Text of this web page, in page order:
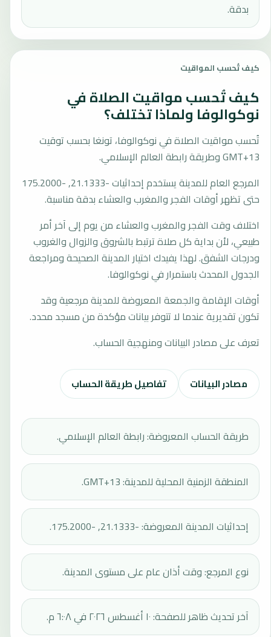
بدقة.
كيف تُحسب المواقيت
كيف تُحسب مواقيت الصلاة في
نوكوالوفا ولماذا تختلف؟
تُحسب مواقيت الصلاة في نوكوالوفا، تونغا بحسب توقيت
GMT+13 وطريقة رابطة العالم الإسلامي.
المرجع العام للمدينة يستخدم إحداثيات -21.1333, -175.2000
حتى تظهر أوقات الفجر والمغرب والعشاء بدقة مناسبة.
اختلاف وقت الفجر والمغرب والعشاء من يوم إلى آخر أمر
طبيعي، لأن بداية كل صلاة ترتبط بالشروق والزوال والغروب
ودرجات الشفق. لهذا يفيدك اختيار المدينة الصحيحة ومراجعة
الجدول المحدث باستمرار في نوكوالوفا.
أوقات الإقامة والجمعة المعروضة للمدينة مرجعية وقد
تكون تقديرية عندما لا تتوفر بيانات مؤكدة من مسجد محدد.
تعرف على مصادر البيانات ومنهجية الحساب.
مصادر البيانات تفاصيل طريقة الحساب
طريقة الحساب المعروضة: رابطة العالم الإسلامي.
المنطقة الزمنية المحلية للمدينة: GMT+13.
إحداثيات المدينة المعروضة: -21.1333, -175.2000.
نوع المرجع: وقت أذان عام على مستوى المدينة.
آخر تحديث ظاهر للصفحة: ١٠ أغسطس ٢٠٢٦ في ٦:٠٨ م.